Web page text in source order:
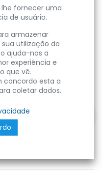
220V LED
lhe fornecer uma
de usuário.
armazenar
utilização do
ajuda-nos a
experiência e
que vê.
concordo esta a
coletar dados.